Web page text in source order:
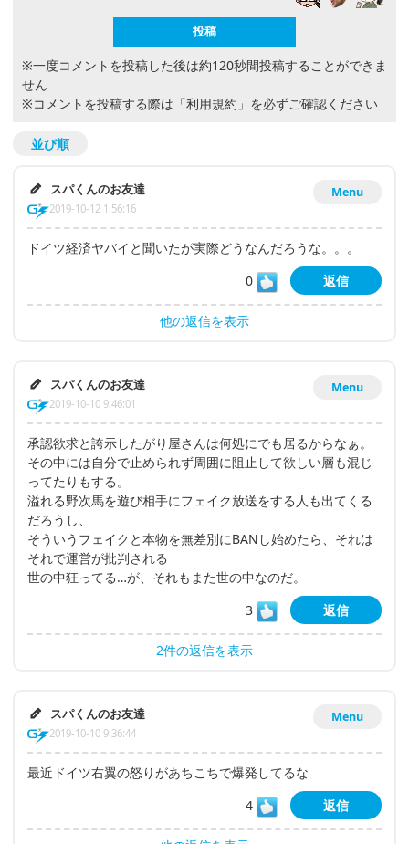
※一度コメントを投稿した後は約120秒間投稿することができま
せん
※コメントを投稿する際は 「利用規約」 を必ずご確認ください
並び順
Menu
スパくんのお友達
2019-10-12 1:56:16
ドイツ経済ヤバイと聞いたが実際どうなんだろうな。。。
0
返信
他の返信を表示
Menu
スパくんのお友達
2019-10-10 9:46:01
承認欲求と誇示したがり屋さんは何処にでも居るからなぁ。
その中には自分で止められず周囲に阻止して欲しい層も混じ
ってたりもする。
溢れる野次馬を遊び相手にフェイク放送をする人も出てくる
だろうし、
そういうフェイクと本物を無差別にBANし始めたら、それは
それで運営が批判される
世の中狂ってる…が、それもまた世の中なのだ。
3
返信
2件の返信を表示
Menu
スパくんのお友達
2019-10-10 9:36:44
最近ドイツ右翼の怒りがあちこちで爆発してるな
4
返信